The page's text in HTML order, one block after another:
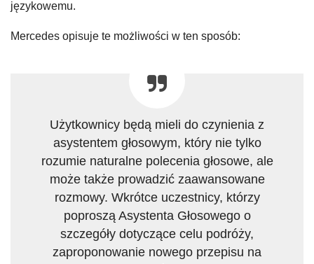
językowemu.
Mercedes opisuje te możliwości w ten sposób:
Użytkownicy będą mieli do czynienia z
asystentem głosowym, który nie tylko
rozumie naturalne polecenia głosowe, ale
może także prowadzić zaawansowane
rozmowy. Wkrótce uczestnicy, którzy
poproszą Asystenta Głosowego o
szczegóły dotyczące celu podróży,
zaproponowanie nowego przepisu na